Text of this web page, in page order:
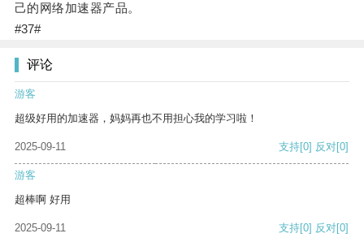
己的网络加速器产品。
#37#
评论
游客
超级好用的加速器，妈妈再也不用担心我的学习啦！
2025-09-11 支持[0] 反对[0]
游客
超棒啊 好用
2025-09-11 支持[0] 反对[0]